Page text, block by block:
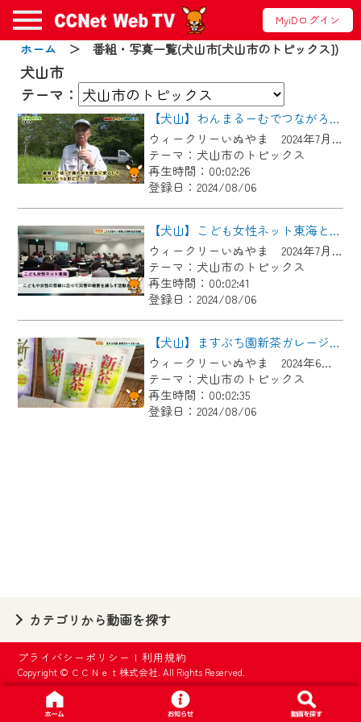
MyiDログイン
ホーム ＞ 番組・写真一覧(犬山市[犬山市のトピックス])
犬山市
テーマ：
【犬山】わんまるーむでつながろう！「中島池 竹の会」
ウィークリーいぬやま 2024年7月27日～8月2日放送
テーマ：犬山市のトピックス
再生時間：00:02:26
登録日：2024/08/06
【犬山】こども女性ネット東海と災害時の協定を締結
ウィークリーいぬやま 2024年7月20日～7月26日放送
テーマ：犬山市のトピックス
再生時間：00:02:41
登録日：2024/08/06
【犬山】ますぶち園新茶ガレージセール
ウィークリーいぬやま 2024年6月29日～7月5日放送
テーマ：犬山市のトピックス
再生時間：00:02:35
登録日：2024/08/06
カテゴリから動画を探す
プライバシーポリシー |利用規約
Copyright © ＣＣＮｅｔ株式会社. All Rights Reserved.
お知らせ
2024/09/02
動画配信サービス『CCNet Web TV』は2024
年9月24日からリニューアルします！
【変更点】
◆デザイン変更により、お住まいの地域
の動画コンテンツが一目瞭然。
◆当社アプリやＰＣブラウザから、いつ
でも・どこでも・外出先でも！
CCNetサービスエリア20市町の地域情報
番組をご視聴いただけます！
【ご注意】
2024年9月24日からはご加入者様へのサー
ビス向上のため、
要となります。
※MyIDとは、CCNet Web TVを含むCCNetの
各種サービスをご利用頂くためのIDです。
IDはお客様が使っているメールアドレス
で設定できます。